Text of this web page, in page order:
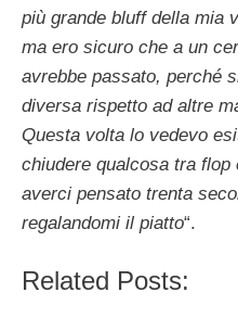
più grande bluff della mia
ma ero sicuro che a un
avrebbe passato, perché
diversa rispetto ad altre
Questa volta lo vedevo
chiudere qualcosa tra
averci pensato trenta
regalandomi il piatto“.
Related Posts: